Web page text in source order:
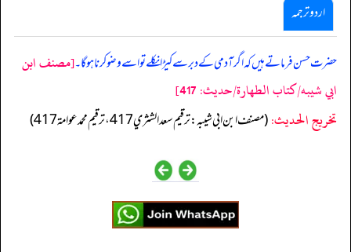
اردو ترجمہ
حضرت حسن فرماتے ہیں کہ اگر آدمی کے دبر سے کیڑا نکلے تو اسے وضو کرنا ہوگا۔[مصنف ابن
ابي شيبه/كتاب الطهارة/حدیث: 417]
تخریج الحدیث:(مصنف ابن ابي شيبه: ترقيم سعد الشثري 417، ترقيم محمد عوامة 417)